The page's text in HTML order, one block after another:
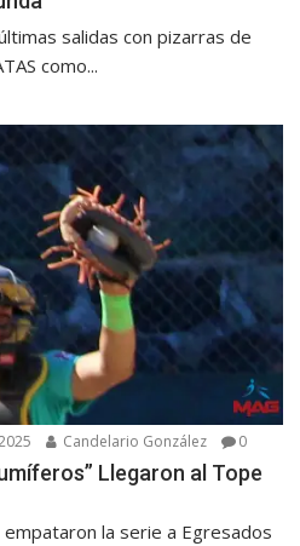
salidas con pizarras de
como...
Candelario González 0
Llegaron al Tope
la serie a Egresados